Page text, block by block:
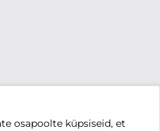
osapoolte küpsiseid, et